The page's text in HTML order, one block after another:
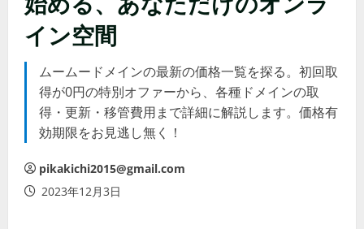
イン空間
ムームードメインの最新の価格一覧を探る。初回取
得が0円の特別オファーから、各種ドメインの取
得・更新・移管費用まで詳細に解説します。価格有
効期限をお見逃し無く！
pikakichi2015@gmail.com
2023年12月3日